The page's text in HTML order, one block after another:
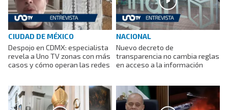
CIUDAD DE MÉXICO
Despojo en CDMX: especialista
revela a Uno TV zonas con más
casos y cómo operan las redes
NACIONAL
Nuevo decreto de
transparencia no cambia reglas
en acceso a la información